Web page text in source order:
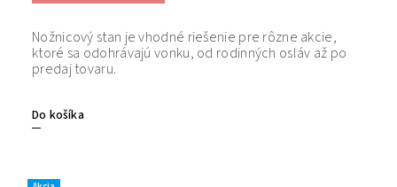
Do košíka
Nožnicový stan je vhodné riešenie pre rôzne akcie,
ktoré sa odohrávajú vonku, od rodinných osláv až po
predaj tovaru.